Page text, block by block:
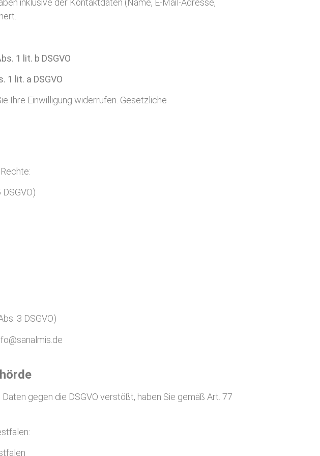
inklusive der Kontaktdaten (Name, E-Mail-Adresse,
1 lit. b DSGVO
1 lit. a DSGVO
Ihre Einwilligung widerrufen. Gesetzliche
3 DSGVO)
gegen die DSGVO verstößt, haben Sie gemäß Art. 77